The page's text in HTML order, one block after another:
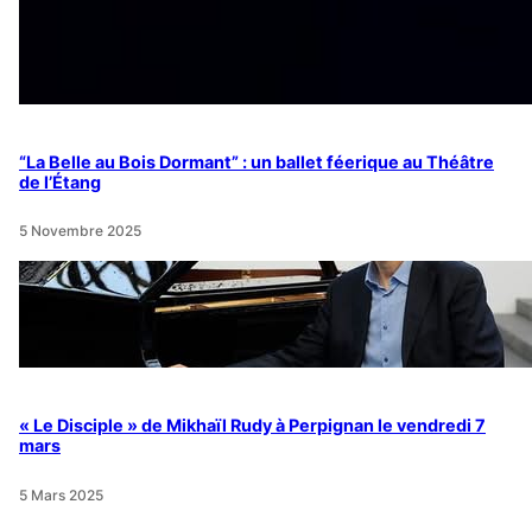
“La Belle au Bois Dormant” : un ballet féerique au Théâtre
de l’Étang
5 Novembre 2025
« Le Disciple » de Mikhaïl Rudy à Perpignan le vendredi 7
mars
5 Mars 2025